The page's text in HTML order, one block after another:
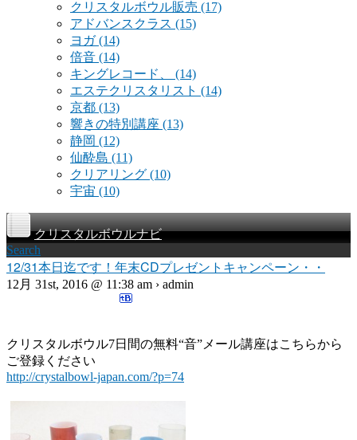
クリスタルボウル販売 (17)
アドバンスクラス (15)
ヨガ(14)
倍音 (14)
キングレコード、 (14)
エステクリスタリスト (14)
京都 (13)
響きの特別講座 (13)
静岡 (12)
仙酔島 (11)
クリアリング (10)
宇宙 (10)
クリスタルボウルナビ
Search
12/31本日迄です！年末CDプレゼントキャンペーン・・
12月 31st, 2016 @ 11:38 am › admin
クリスタルボウル7日間の無料“音”メール講座はこちらから
ご登録ください
http://crystalbowl-japan.com/?p=74